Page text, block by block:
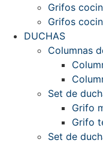
Grifos
Grifos
DUCHAS
Columnas
Set de
Grifo
Grifo
Set de